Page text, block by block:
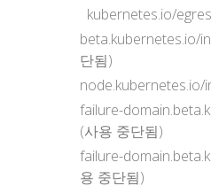
kubernetes.io/
beta.kubernetes.io/
단됨)
node.kubernetes.io/
failure-
(사용 중단됨)
failure-
용 중단됨)